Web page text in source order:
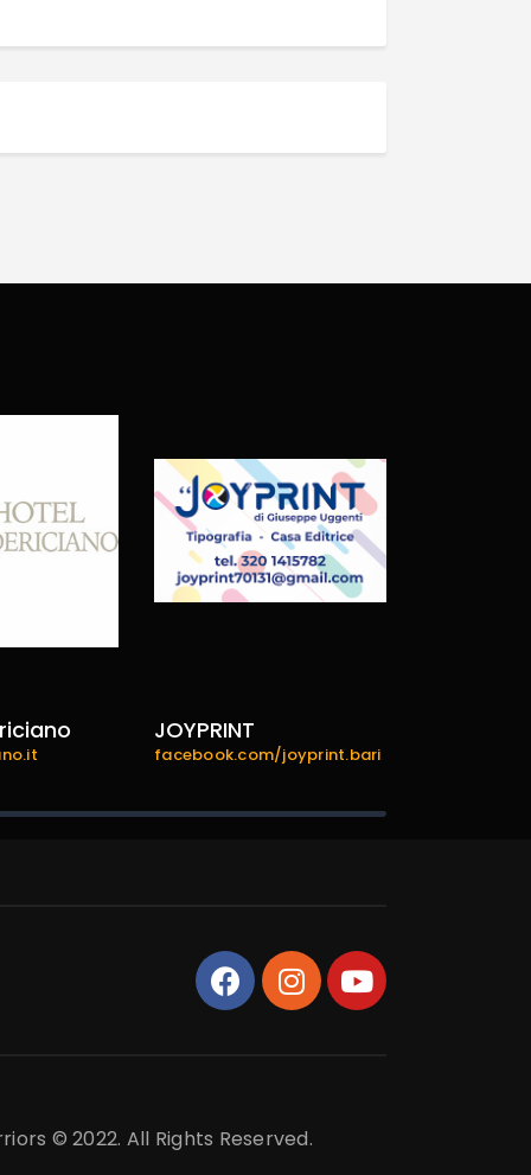
JOYPRINT
facebook.com/joyprint.bari
© 2022. All Rights Reserved.